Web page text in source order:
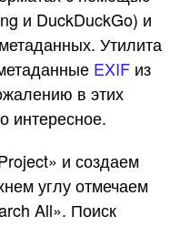
и DuckDuckGo) и
Утилита
EXIF из
в этих
интересное.
и создаем
углу отмечаем
All». Поиск